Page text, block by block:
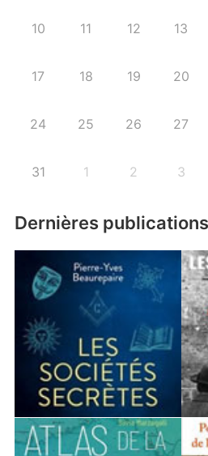
10 11 12 13
17 18 19 20
24 25 26 27
31 1 2 3
Dernières publications